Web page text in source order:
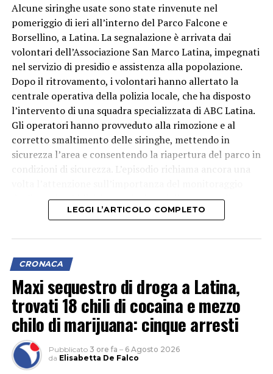
Alcune siringhe usate sono state rinvenute nel
pomeriggio di ieri all’interno del Parco Falcone e
Borsellino, a Latina. La segnalazione è arrivata dai
volontari dell’Associazione San Marco Latina, impegnati
nel servizio di presidio e assistenza alla popolazione.
Dopo il ritrovamento, i volontari hanno allertato la
centrale operativa della polizia locale, che ha disposto
l’intervento di una squadra specializzata di ABC Latina.
Gli operatori hanno provveduto alla rimozione e al
corretto smaltimento delle siringhe, mettendo in
sicurezza l’area e consentendo la riapertura del parco in
condizioni di sicurezza. L’episodio richiama ancora una
degli spazi pubblici, in particolare delle aree verdi
frequentate quotidianamente da famiglie e bambini.
LEGGI L’ARTICOLO COMPLETO
CRONACA
Maxi sequestro di droga a Latina,
trovati 18 chili di cocaina e mezzo
chilo di marijuana: cinque arresti
Pubblicato 3 ore fa – 6 Agosto 2026
da Elisabetta De Falco